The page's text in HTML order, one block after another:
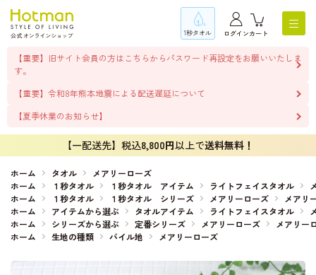
1秒タオル ログインカート
【重要】旧サイト会員の方はこちらからパスワード再設定をお願いいたしま
す。
【重要】令和8年熊本地震による配送遅延について
【夏季休業のお知らせ】
【一配送先】税込8,800円以上で送料無料！
ホーム タオル
メアリーローズ
ホーム
１秒タオル １秒タオル アイテム ライトフェイスタオル
ホーム
１秒タオル １秒タオル シリーズ メアリーローズ
メアリ
ホーム
アイテムから選ぶ タオルアイテム ライトフェイスタオル
ホーム
シリーズから選ぶ 定番シリーズ メアリーローズ
メアリー
ホーム
生地の種類 パイル地 メアリーローズ